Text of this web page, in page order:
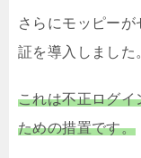
さらにモッピー
証を導入しました
これは不正ログイ
ための措置です。